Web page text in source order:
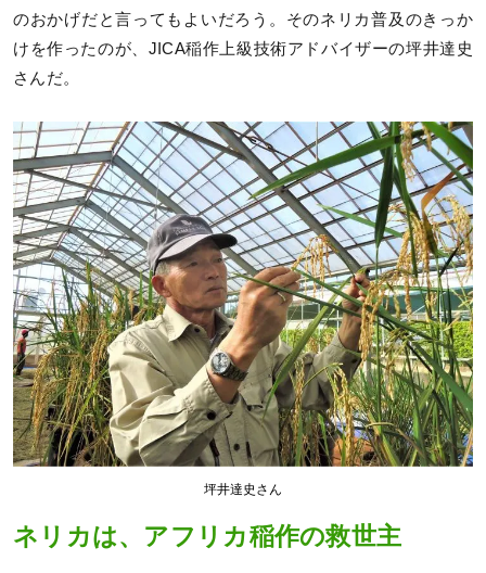
のおかげだと言ってもよいだろう。そのネリカ普及のきっか
けを作ったのが、JICA稲作上級技術アドバイザーの坪井達史
さんだ。
坪井達史さん
ネリカは、アフリカ稲作の救世主